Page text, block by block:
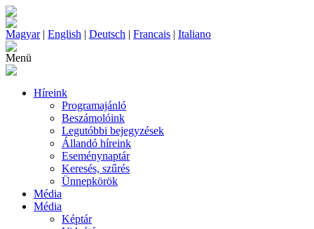
Magyar| English | Deutsch | Francais | Italiano
Menü
Híreink
Programajánló
Beszámolóink
Legutóbbi bejegyzések
Állandó híreink
Eseménynaptár
Keresés, szűrés
Ünnepkörök
Média
Média
Képtár